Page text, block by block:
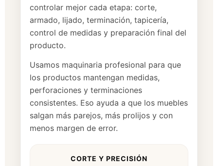
controlar mejor cada etapa: corte,
armado, lijado, terminación, tapicería,
control de medidas y preparación final del
producto.
Usamos maquinaria profesional para que
los productos mantengan medidas,
perforaciones y terminaciones
consistentes. Eso ayuda a que los muebles
salgan más parejos, más prolijos y con
menos margen de error.
CORTE Y PRECISIÓN